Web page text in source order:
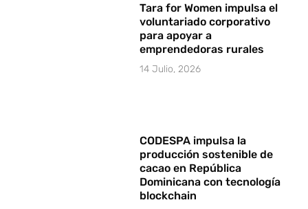
Tara for Women impulsa el
voluntariado corporativo
para apoyar a
emprendedoras rurales
14 Julio, 2026
CODESPA impulsa la
producción sostenible de
cacao en República
Dominicana con tecnología
blockchain